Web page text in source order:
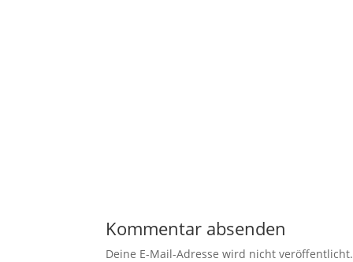
Kommentar absenden
Deine E-Mail-Adresse wird nicht veröffentlicht.